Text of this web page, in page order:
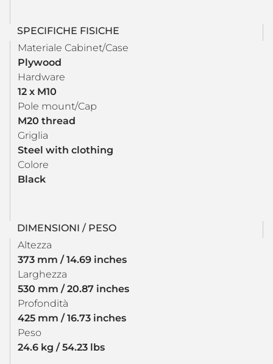
SPECIFICHE FISICHE
Materiale Cabinet/Case
Plywood
Hardware
12 x M10
Pole mount/Cap
M20 thread
Griglia
Steel with clothing
Colore
Black
DIMENSIONI / PESO
Altezza
373 mm / 14.69 inches
Larghezza
530 mm / 20.87 inches
Profondità
425 mm / 16.73 inches
Peso
24.6 kg / 54.23 lbs